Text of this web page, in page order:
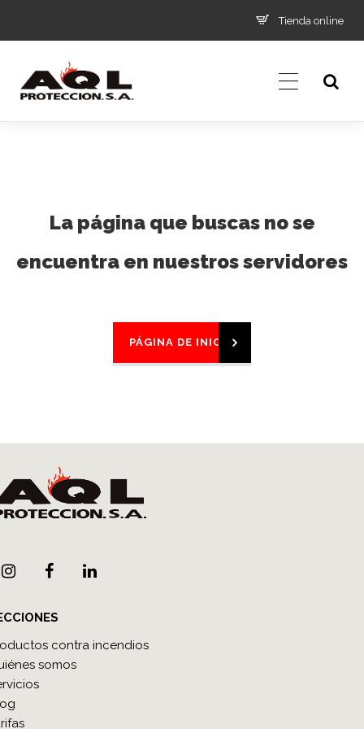
Tienda online
La página que buscas no se
encuentra en nuestros servidores
PÁGINA DE INICIO
contra incendios
somos